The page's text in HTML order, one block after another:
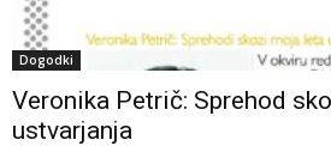
Dogodki
Veronika Petrič: Sprehod
ustvarjanja